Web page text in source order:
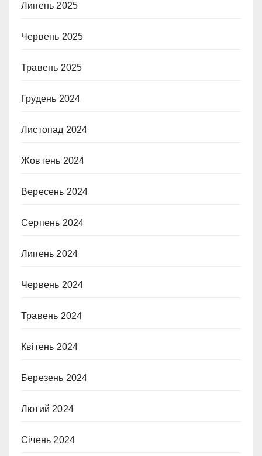
Липень 2025
Червень 2025
Травень 2025
Грудень 2024
Листопад 2024
Жовтень 2024
Вересень 2024
Серпень 2024
Липень 2024
Червень 2024
Травень 2024
Квітень 2024
Березень 2024
Лютий 2024
Січень 2024